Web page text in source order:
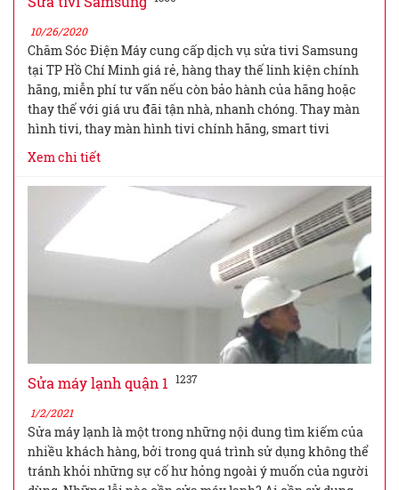
10/26/2020
Chăm Sóc Điện Máy cung cấp dịch vụ sửa tivi Samsung
tại TP Hồ Chí Minh giá rẻ, hàng thay thế linh kiện chính
hãng, miễn phí tư vấn nếu còn bảo hành của hãng hoặc
thay thế với giá ưu đãi tận nhà, nhanh chóng. Thay màn
hình tivi, thay màn hình tivi chính hãng, smart tivi
Xem chi tiết
Sửa máy lạnh quận 1 1237
1/2/2021
Sửa máy lạnh là một trong những nội dung tìm kiếm của
nhiều khách hàng, bởi trong quá trình sử dụng không thể
tránh khỏi những sự cố hư hỏng ngoài ý muốn của người